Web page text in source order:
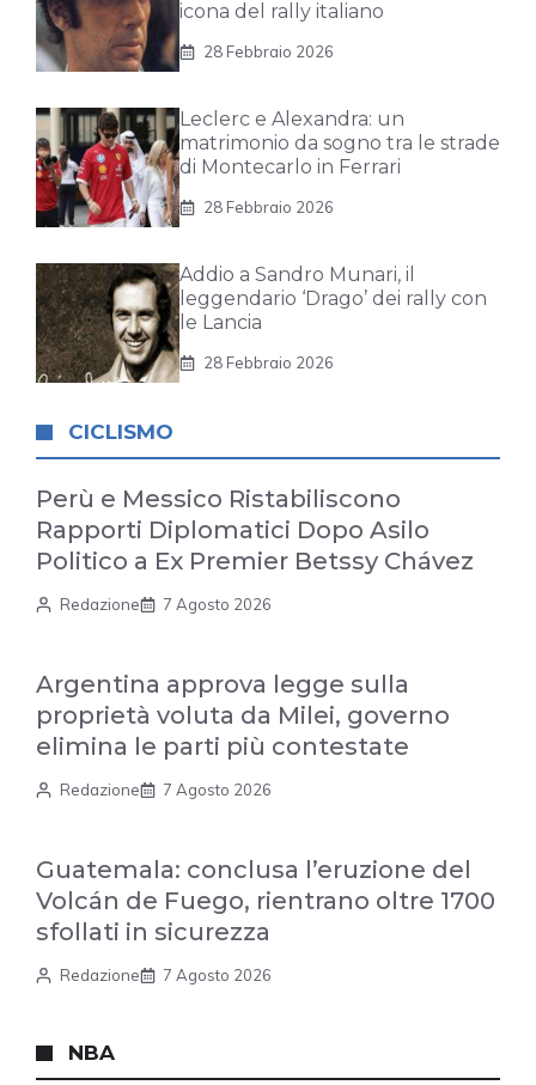
icona del rally italiano
28 Febbraio 2026
Leclerc e Alexandra: un
matrimonio da sogno tra le strade
di Montecarlo in Ferrari
28 Febbraio 2026
Addio a Sandro Munari, il
leggendario ‘Drago’ dei rally con
le Lancia
28 Febbraio 2026
CICLISMO
Perù e Messico Ristabiliscono
Rapporti Diplomatici Dopo Asilo
Politico a Ex Premier Betssy Chávez
Redazione 7 Agosto 2026
Argentina approva legge sulla
proprietà voluta da Milei, governo
elimina le parti più contestate
Redazione 7 Agosto 2026
Guatemala: conclusa l’eruzione del
Volcán de Fuego, rientrano oltre 1700
sfollati in sicurezza
Redazione 7 Agosto 2026
NBA